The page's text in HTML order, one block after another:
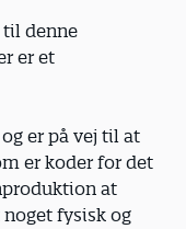
til denne
er et
er på vej til at
er koder for det
at
fysisk og